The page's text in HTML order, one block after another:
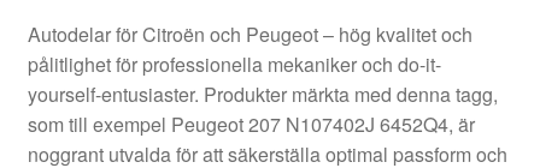
Kolla upp
Kontakt
Autodelar för Citroën och Peugeot – hög kvalitet och
pålitlighet för professionella mekaniker och do-it-
yourself-entusiaster. Produkter märkta med denna tagg,
som till exempel Peugeot 207 N107402J 6452Q4, är
noggrant utvalda för att säkerställa optimal passform och